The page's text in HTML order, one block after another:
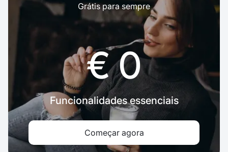
Grátis para sempre
€ 0
Funcionalidades essenciais
Começar agora